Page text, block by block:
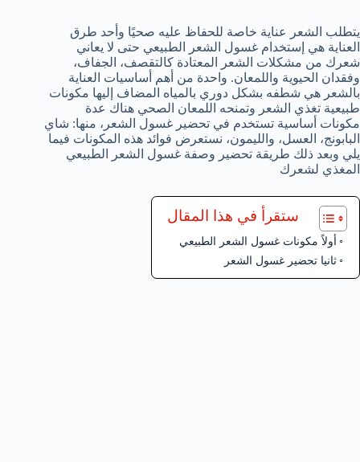
يتطلب الشعر عناية خاصة للحفاظ عليه صحيًا وأحد طرق
العناية هي إستخدام غسول الشعر الطبيعي حتى لا يعاني
شعرك من مشكلات الشعر المعتادة كالتقصف، الجفاف،
وفقدان الحيوية واللمعان. واحدة من أهم أساسيات العناية
بالشعر هي شطفه بشكل دوري بالمياه المضاف إليها مكونات
طبيعية تغذي الشعر وتمنحه اللمعان الصحي هناك عدة
مكونات أساسية تستخدم في تحضير غسول الشعر، منها: شاي
البابونج، العسل، والليمون، نستعرض فوائد هذه المكونات فيما
يلي وبعد ذلك طريقة تحضير وصفة غسول الشعر الطبيعي
المغذي لشعرك
ستقرأ في هذا المقال
أولاً مكونات غسول الشعر الطبيعي
ثانيا تحضير غسول الشعر